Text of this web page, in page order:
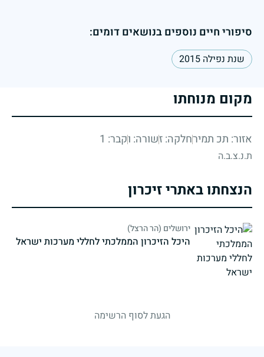
סיפורי חיים נוספים בנושאים דומים:
שנת נפילה 2015
מקום מנוחתו
אזור: תכ תמירחלקה: זשורה: וקבר: 1
ת.נ.צ.ב.ה
הנצחתו באתרי זיכרון
ירושלים (הר הרצל)
היכל הזיכרון הממלכתי לחללי מערכות ישראל
הגעת לסוף הרשימה